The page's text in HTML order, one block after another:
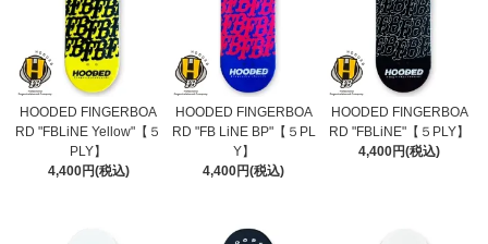
HOODED FINGERBOA
RD "FBLiNE Yellow"【５
PLY】
4,400円(税込)
HOODED FINGERBOA
RD "FB LiNE BP"【５PL
Y】
4,400円(税込)
HOODED FINGERBOA
RD "FBLiNE"【５PLY】
4,400円(税込)